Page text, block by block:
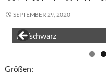
SEPTEMBER 29, 2020
rot/schwarz
blau/schwarz
Größen: